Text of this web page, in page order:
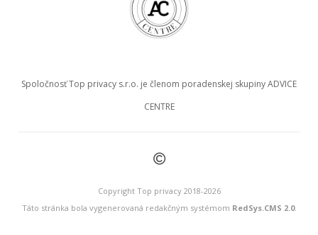
Spoločnosť Top privacy s.r.o. je členom poradenskej skupiny ADVICE
CENTRE
©
Copyright Top privacy 2018-2026
Táto stránka bola vygenerovaná redakčným systémom RedSys.CMS 2.0.